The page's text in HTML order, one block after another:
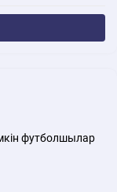
футболшылар